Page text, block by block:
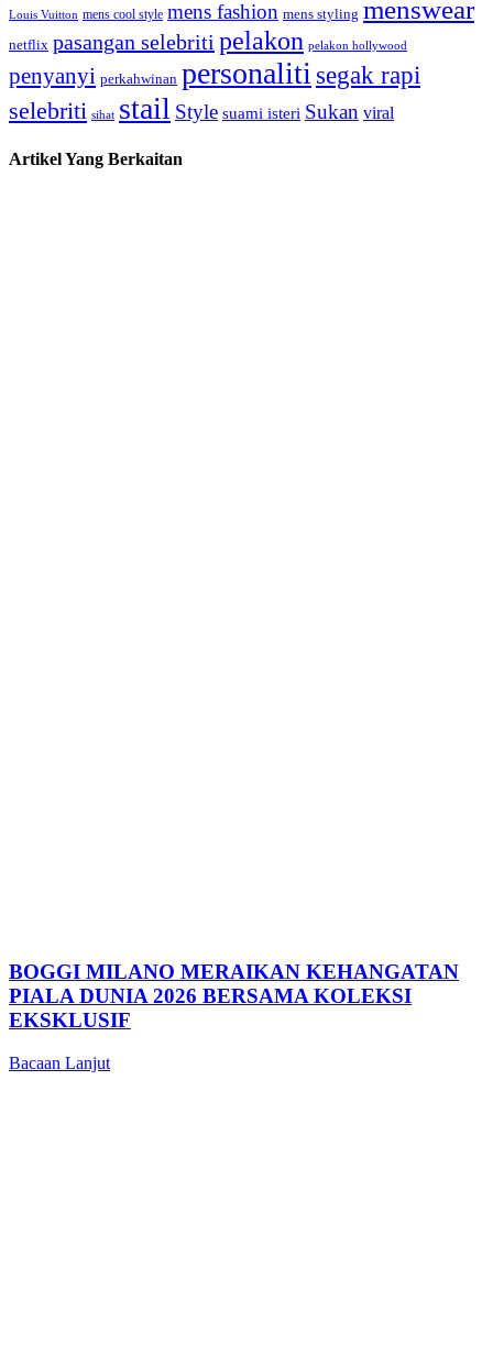
Louis Vuitton mens cool style mens fashion mens styling menswear
netflix pasangan selebriti pelakon pelakon hollywood
penyanyi perkahwinan personaliti segak rapi
selebriti sihat stail Style suami isteri Sukan viral
Artikel Yang Berkaitan
BOGGI MILANO MERAIKAN KEHANGATAN
PIALA DUNIA 2026 BERSAMA KOLEKSI
EKSKLUSIF
Bacaan Lanjut